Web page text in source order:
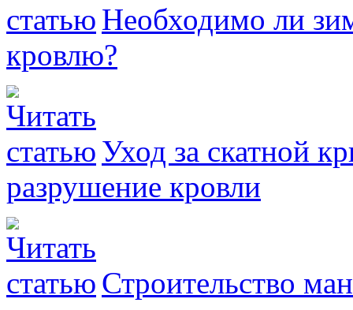
Необходимо ли
кровлю?
Уход за скатной
разрушение кровли
Строительство